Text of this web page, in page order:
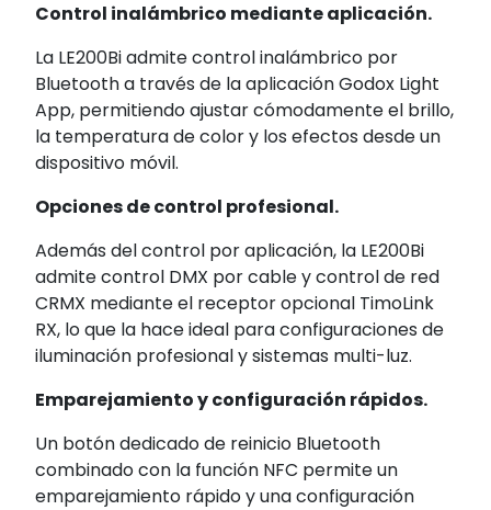
Control inalámbrico mediante aplicación.
La LE200Bi admite control inalámbrico por
Bluetooth a través de la aplicación Godox Light
App, permitiendo ajustar cómodamente el brillo,
la temperatura de color y los efectos desde un
dispositivo móvil.
Opciones de control profesional.
Además del control por aplicación, la LE200Bi
admite control DMX por cable y control de red
CRMX mediante el receptor opcional TimoLink
RX, lo que la hace ideal para configuraciones de
iluminación profesional y sistemas multi-luz.
Emparejamiento y configuración rápidos.
Un botón dedicado de reinicio Bluetooth
combinado con la función NFC permite un
emparejamiento rápido y una configuración